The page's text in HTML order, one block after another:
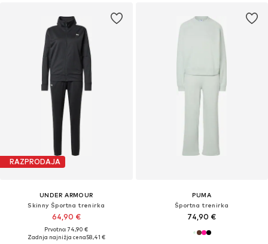
RAZPRODAJA
UNDER ARMOUR
Skinny Športna trenirka
64,90 €
Prvotno: 74,90 €
Zadnja najnižja cena58,41 €
PUMA
Športna trenirka
74,90 €